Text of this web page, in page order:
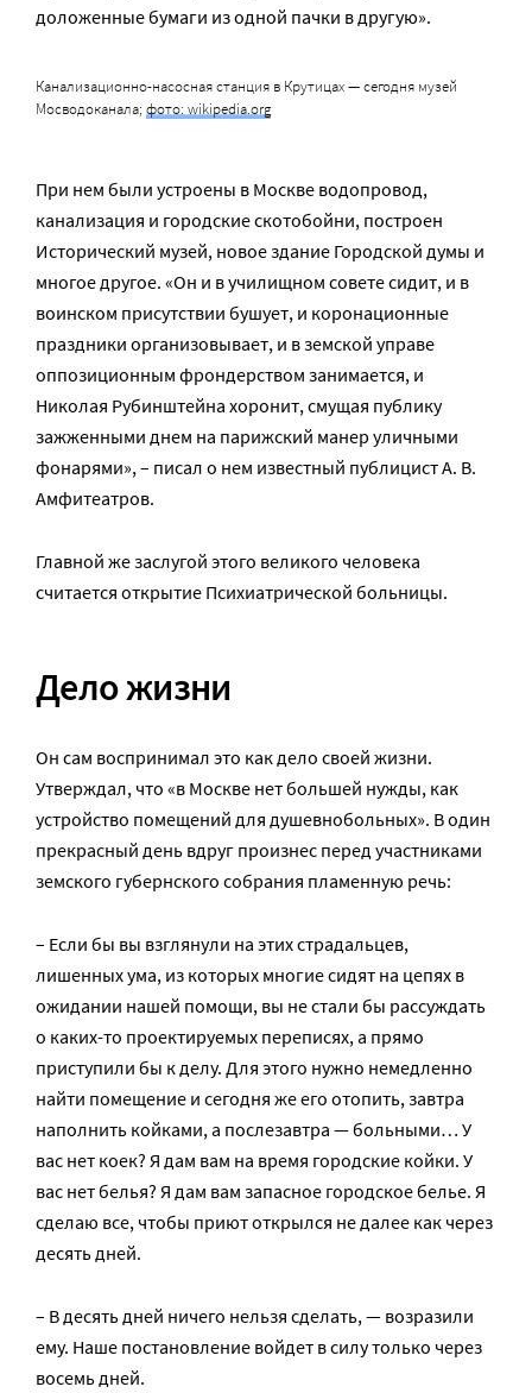
доложенные бумаги из одной пачки в другую».
Канализационно-насосная станция в Крутицах — сегодня музей
Мосводоканала; фото: wikipedia.org
При нем были устроены в Москве водопровод,
канализация и городские скотобойни, построен
Исторический музей, новое здание Городской думы и
многое другое. «Он и в училищном совете сидит, и в
воинском присутствии бушует, и коронационные
праздники организовывает, и в земской управе
оппозиционным фрондерством занимается, и
Николая Рубинштейна хоронит, смущая публику
зажженными днем на парижский манер уличными
фонарями», – писал о нем известный публицист А. В.
Амфитеатров.
Главной же заслугой этого великого человека
считается открытие Психиатрической больницы.
Дело жизни
Он сам воспринимал это как дело своей жизни.
Утверждал, что «в Москве нет большей нужды, как
устройство помещений для душевнобольных». В один
прекрасный день вдруг произнес перед участниками
земского губернского собрания пламенную речь:
– Если бы вы взглянули на этих страдальцев,
лишенных ума, из которых многие сидят на цепях в
ожидании нашей помощи, вы не стали бы рассуждать
о каких-то проектируемых переписях, а прямо
приступили бы к делу. Для этого нужно немедленно
найти помещение и сегодня же его отопить, завтра
наполнить койками, а послезавтра — больными… У
вас нет коек? Я дам вам на время городские койки. У
вас нет белья? Я дам вам запасное городское белье. Я
сделаю все, чтобы приют открылся не далее как через
десять дней.
– В десять дней ничего нельзя сделать, — возразили
ему. Наше постановление войдет в силу только через
восемь дней.